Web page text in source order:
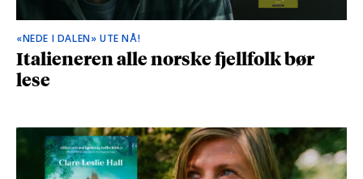
«NEDE I DALEN» UTE NÅ!
Italieneren alle norske fjellfolk bør
lese